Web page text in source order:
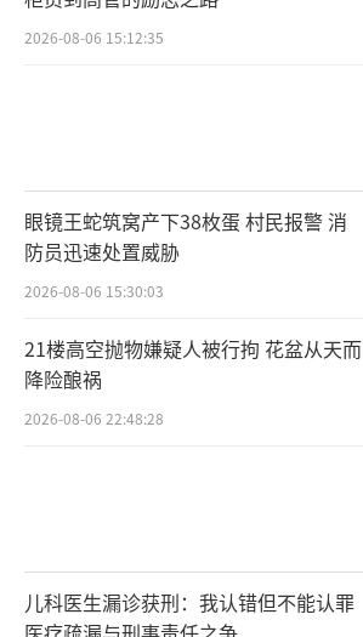
2026-08-06 15:12:35
眼镜王蛇筑窝产下38枚蛋 村民报警 消
防员迅速处置威胁
2026-08-06 15:30:03
21楼高空抛物嫌疑人被行拘 花盆从天而
降险酿祸
2026-08-06 22:48:28
儿科医生漏诊获刑：我认错但不能认罪